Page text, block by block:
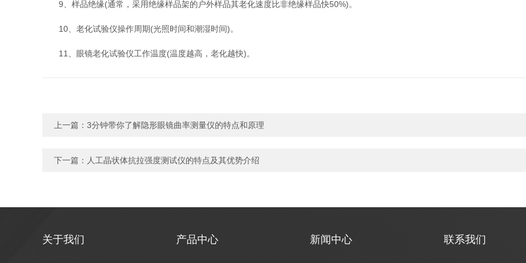
9、样品绝缘(通常，采用绝缘样品架的户外样品其老化速度比非绝缘样品快50%)。
10、老化试验仪操作周期(光照时间和潮湿时间)。
11、眼镜老化试验仪工作温度(温度越高，老化越快)。
上一篇： 3分钟带你了解隐形眼镜曲率测量仪的特点和原理
下一篇： 人工晶状体抗拉强度测试仪的特点及其优势介绍
关于我们 产品中心 新闻中心 联系我们